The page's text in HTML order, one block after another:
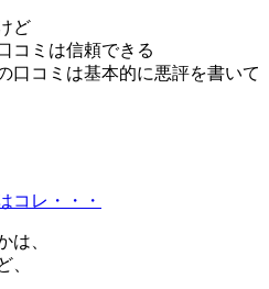
ど
ミは信頼できる
コミは基本的に悪評を書いて
コレ・・・
は、
、